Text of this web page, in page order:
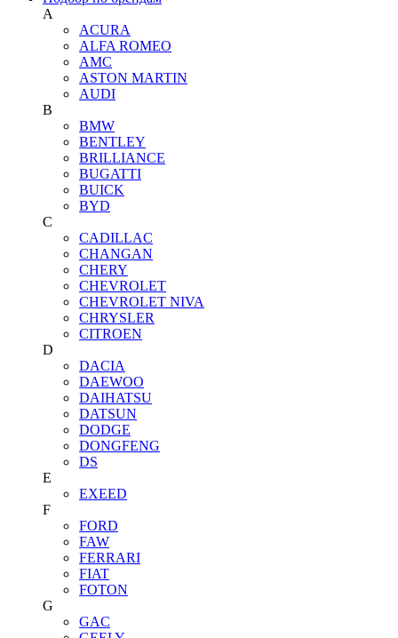
A
ACURA
ALFA ROMEO
AMC
ASTON MARTIN
AUDI
B
BMW
BENTLEY
BRILLIANCE
BUGATTI
BUICK
BYD
C
CADILLAC
CHANGAN
CHERY
CHEVROLET
CHEVROLET NIVA
CHRYSLER
CITROEN
D
DACIA
DAEWOO
DAIHATSU
DATSUN
DODGE
DONGFENG
DS
E
EXEED
F
FORD
FAW
FERRARI
FIAT
FOTON
G
GAC